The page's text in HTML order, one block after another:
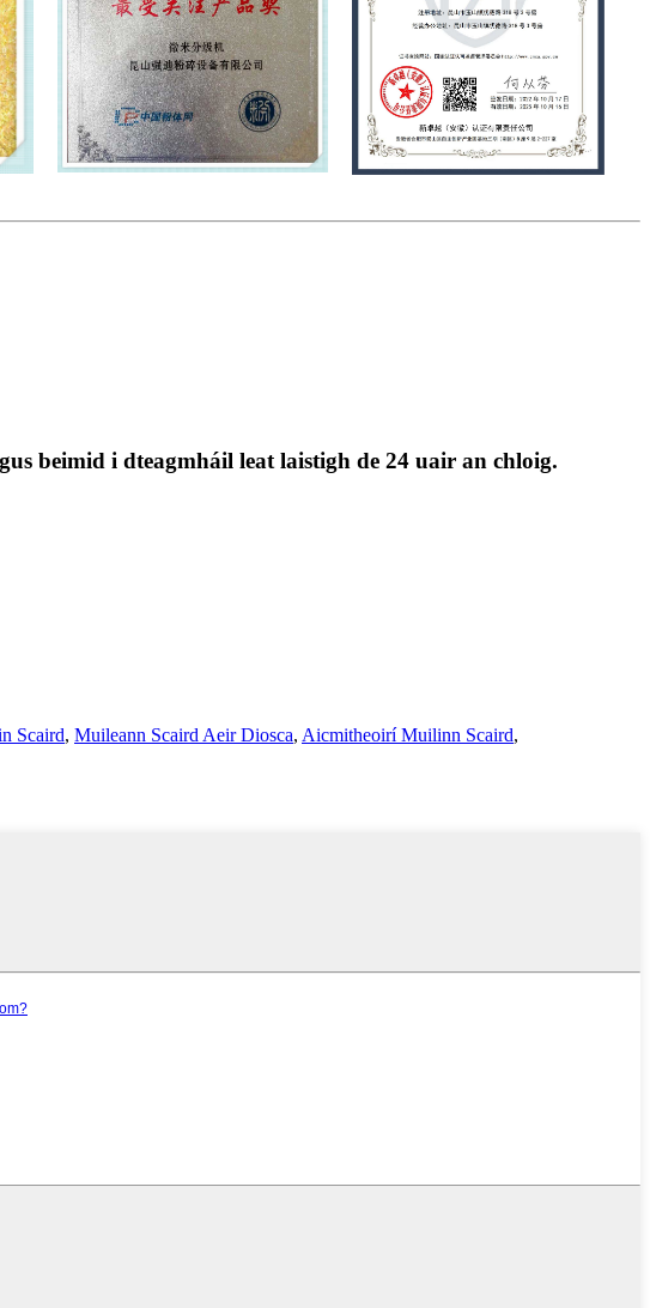
beimid i dteagmháil leat laistigh de 24 uair an chloig.
Scaird, Muileann Scaird Aeir Diosca, Aicmitheoirí Muilinn Scaird,